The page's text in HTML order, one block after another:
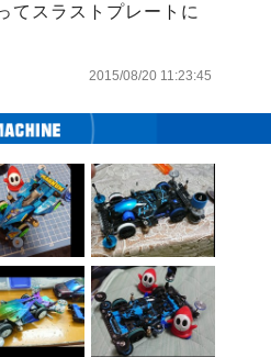
てスラストプレートに
2015/08/20 11:23:45